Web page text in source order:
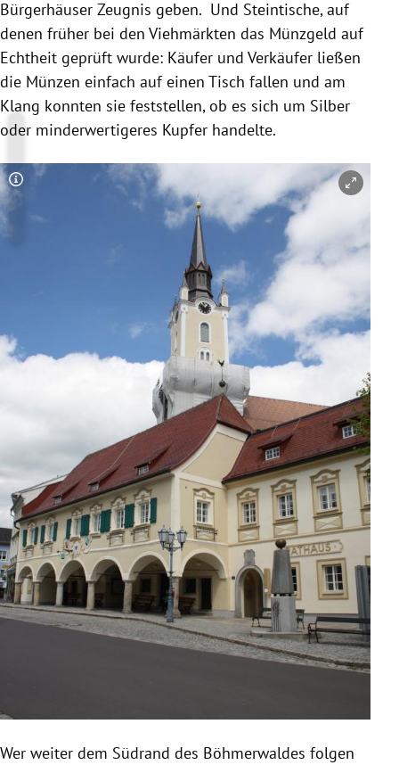
Bürgerhäuser Zeugnis geben. Und Steintische, auf
denen früher bei den Viehmärkten das Münzgeld auf
Echtheit geprüft wurde: Käufer und Verkäufer ließen
die Münzen einfach auf einen Tisch fallen und am
Klang konnten sie feststellen, ob es sich um Silber
oder minderwertigeres Kupfer handelte.
Copyright-Hinweis öffnen/schließen
Wer weiter dem Südrand des Böhmerwaldes folgen